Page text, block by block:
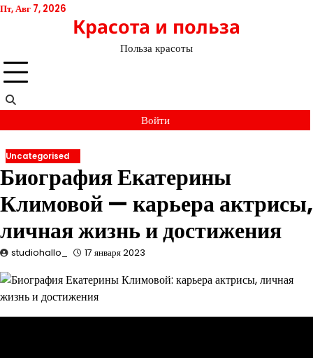
Перейти
Пт, Авг 7, 2026
Красота и польза
Польза красоты
Войти
Uncategorised
Биография Екатерины
Климовой — карьера актрисы,
личная жизнь и достижения
studiohallo_ 17 января 2023